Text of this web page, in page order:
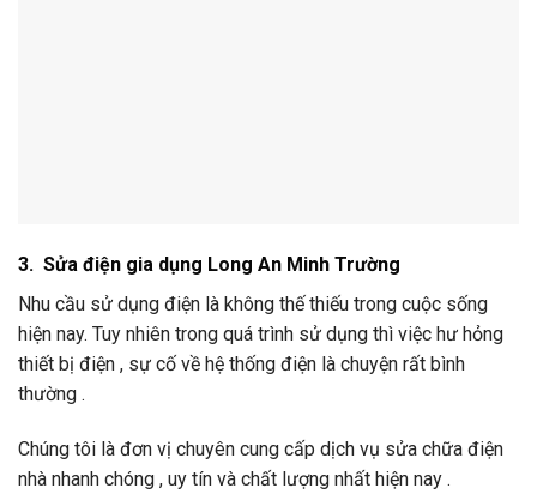
3. Sửa điện gia dụng Long An Minh Trường
Nhu cầu sử dụng điện là không thế thiếu trong cuộc sống
hiện nay. Tuy nhiên trong quá trình sử dụng thì việc hư hỏng
thiết bị điện , sự cố về hệ thống điện là chuyện rất bình
thường .
Chúng tôi là đơn vị chuyên cung cấp dịch vụ sửa chữa điện
nhà nhanh chóng , uy tín và chất lượng nhất hiện nay .